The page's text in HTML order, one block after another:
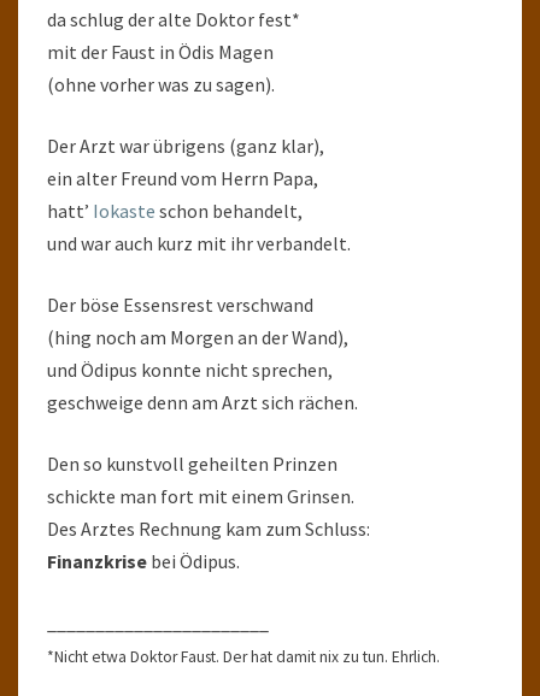
da schlug der alte Doktor fest*
mit der Faust in Ödis Magen
(ohne vorher was zu sagen).
Der Arzt war übrigens (ganz klar),
ein alter Freund vom Herrn Papa,
hatt’ Iokaste schon behandelt,
und war auch kurz mit ihr verbandelt.
Der böse Essensrest verschwand
(hing noch am Morgen an der Wand),
und Ödipus konnte nicht sprechen,
geschweige denn am Arzt sich rächen.
Den so kunstvoll geheilten Prinzen
schickte man fort mit einem Grinsen.
Des Arztes Rechnung kam zum Schluss:
Finanzkrise bei Ödipus.
*Nicht etwa Doktor Faust. Der hat damit nix zu tun. Ehrlich.